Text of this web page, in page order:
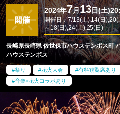
有料
ポ
2024年7月13日(土
開催日：7/13(土),14(日
～18(日),24(土),25(日)
長崎県長崎県 佐世保市ハウステンボス町
ハウステンボス
祭り 花火大会 有料観覧席あり
音楽×花火コラボあり